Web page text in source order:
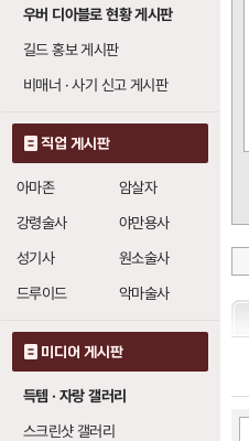
우버 디아블로 현황 게시판
길드 홍보 게시판
비매너 · 사기 신고 게시판
직업 게시판
아마존
암살자
강령술사
야만용사
성기사
원소술사
드루이드
악마술사
미디어 게시판
득템 · 자랑 갤러리
스크린샷 갤러리